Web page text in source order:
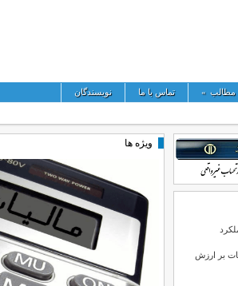
مطالب » تماس با ما نویسندگان
ویژه ها
بخشنامه سازمان امور مالیاتی کشور درخصوص تفویض اختیار
بر ارزش